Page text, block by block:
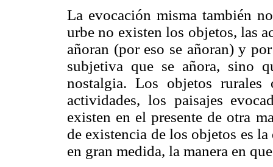
La evocación misma también
urbe no existen los objetos, las
añoran (por eso se añoran) y
subjetiva que se añora, sino
nostalgia. Los objetos
actividades, los paisajes
existen en el presente de otra
de existencia de los objetos es
en gran medida, la manera en